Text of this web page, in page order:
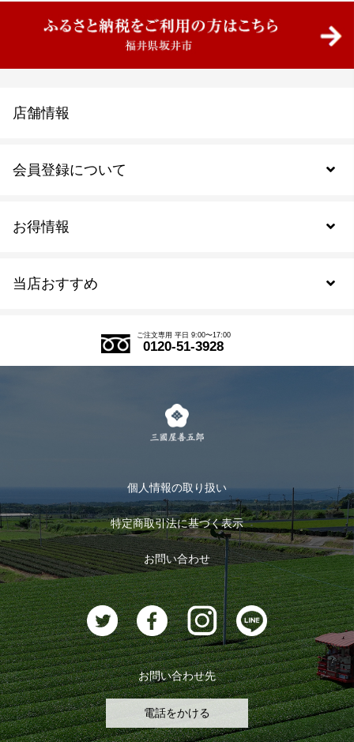
当店おすすめ
式部の香りシリーズ
お茶のギフト
おすすめのお茶
お茶に合うスイーツ
お得情報
会員登録について
会員規約について
ログイン
ログアウト
店舗情報
ご注文専用 平日 9:00〜17:00
0120-51-3928
個人情報の取り扱い
特定商取引法に基づく表示
お問い合わせ
お問い合わせ先
電話をかける